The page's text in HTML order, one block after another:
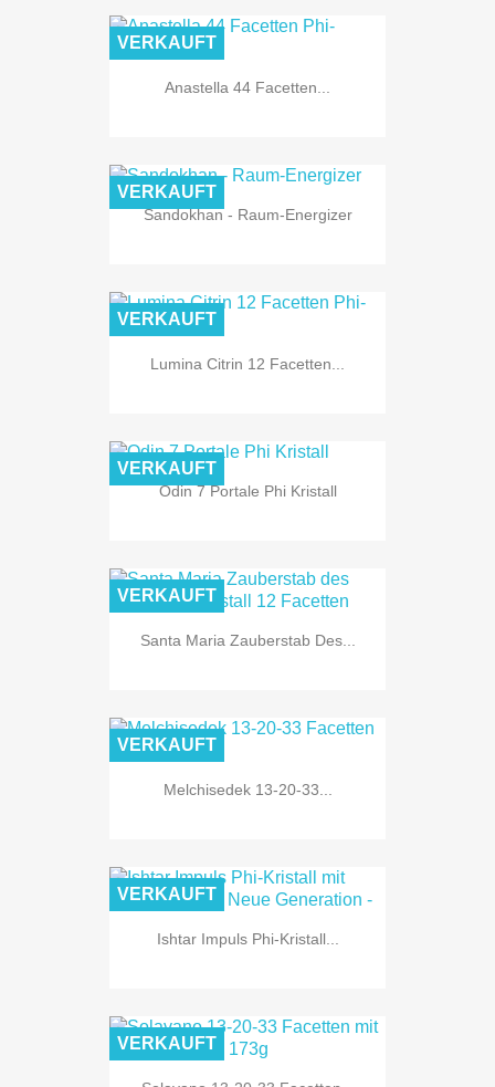
Anastella 44 Facetten...
VERKAUFT
Sandokhan - Raum-Energizer
VERKAUFT
Lumina Citrin 12 Facetten...
VERKAUFT
Odin 7 Portale Phi Kristall
VERKAUFT
Santa Maria Zauberstab Des...
VERKAUFT
Melchisedek 13-20-33...
VERKAUFT
Ishtar Impuls Phi-Kristall...
VERKAUFT
VERKAUFT